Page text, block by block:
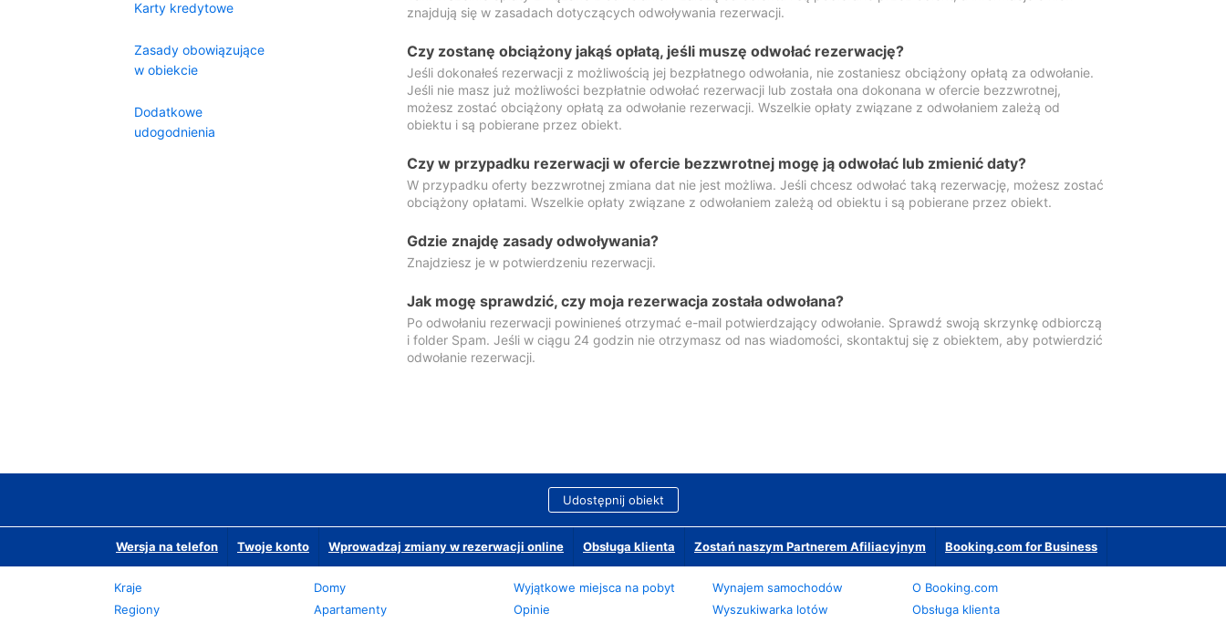
Karty kredytowe
Zasady obowiązujące
w obiekcie
Dodatkowe
udogodnienia
znajdują się w zasadach dotyczących odwoływania rezerwacji.
Czy zostanę obciążony jakąś opłatą, jeśli muszę odwołać rezerwację?
Jeśli dokonałeś rezerwacji z możliwością jej bezpłatnego odwołania, nie zostaniesz obciążony opłatą za odwołanie.
Jeśli nie masz już możliwości bezpłatnie odwołać rezerwacji lub została ona dokonana w ofercie bezzwrotnej,
możesz zostać obciążony opłatą za odwołanie rezerwacji. Wszelkie opłaty związane z odwołaniem zależą od
obiektu i są pobierane przez obiekt.
Czy w przypadku rezerwacji w ofercie bezzwrotnej mogę ją odwołać lub zmienić daty?
W przypadku oferty bezzwrotnej zmiana dat nie jest możliwa. Jeśli chcesz odwołać taką rezerwację, możesz zostać
obciążony opłatami. Wszelkie opłaty związane z odwołaniem zależą od obiektu i są pobierane przez obiekt.
Gdzie znajdę zasady odwoływania?
Znajdziesz je w potwierdzeniu rezerwacji.
Jak mogę sprawdzić, czy moja rezerwacja została odwołana?
Po odwołaniu rezerwacji powinieneś otrzymać e-mail potwierdzający odwołanie. Sprawdź swoją skrzynkę odbiorczą
i folder Spam. Jeśli w ciągu 24 godzin nie otrzymasz od nas wiadomości, skontaktuj się z obiektem, aby potwierdzić
odwołanie rezerwacji.
Udostępnij obiekt
Wersja na telefon Twoje konto Wprowadzaj zmiany w rezerwacji online Obsługa klienta Zostań naszym Partnerem Afiliacyjnym Booking.com for Business
Kraje
Regiony
Domy
Apartamenty
Wyjątkowe miejsca na pobyt
Opinie
Wynajem samochodów
Wyszukiwarka lotów
O Booking.com
Obsługa klienta